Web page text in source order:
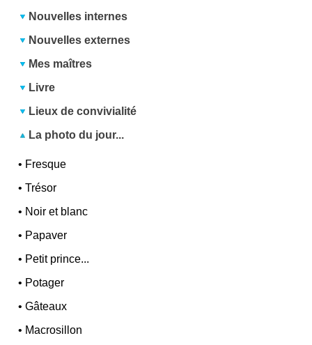
Nouvelles internes
Nouvelles externes
Mes maîtres
Livre
Lieux de convivialité
La photo du jour...
• Fresque
•Trésor
• Noir et blanc
• Papaver
• Petit prince...
• Potager
•Gâteaux
• Macrosillon